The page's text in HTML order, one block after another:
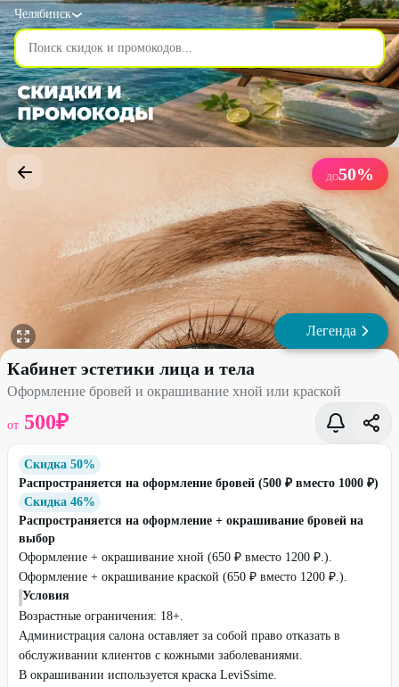
Челябинск
ДО50%
Легенда
Оформление бровей и окрашивание хной или краской со
Кабинет эстетики лица и тела
Оформление бровей и окрашивание хной или краской
от 500₽
Скидка 50%
Распространяется на оформление бровей (500 ₽ вместо 1000 ₽)
Скидка 46%
Распространяется на оформление + окрашивание бровей на
выбор
Оформление + окрашивание хной (650 ₽ вместо 1200 ₽.).
Оформление + окрашивание краской (650 ₽ вместо 1200 ₽.).
Условия
Возрастные ограничения: 18+.
Администрация салона оставляет за собой право отказать в
обслуживании клиентов с кожными заболеваниями.
В окрашивании используется краска LeviSsime.